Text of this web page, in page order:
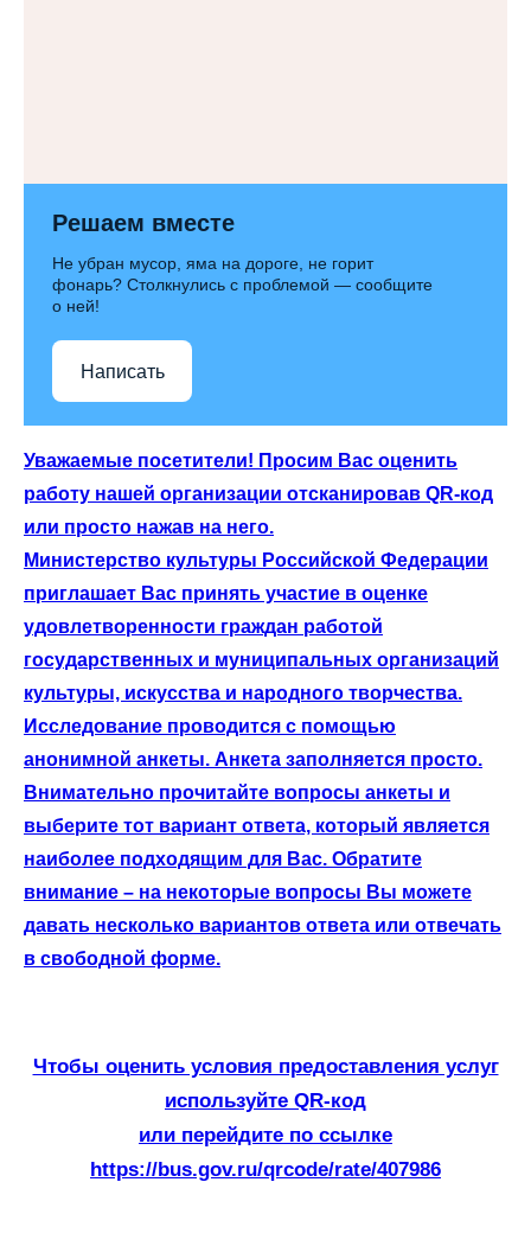
Решаем вместе
Не убран мусор, яма на дороге, не горит
фонарь? Столкнулись с проблемой — сообщите
о ней!
Написать
Уважаемые посетители! Просим Вас оценить
работу нашей организации отсканировав QR-код
или просто нажав на него.
Министерство культуры Российской Федерации
приглашает Вас принять участие в оценке
удовлетворенности граждан работой
государственных и муниципальных организаций
культуры, искусства и народного творчества.
Исследование проводится с помощью
анонимной анкеты. Анкета заполняется просто.
Внимательно прочитайте вопросы анкеты и
выберите тот вариант ответа, который является
наиболее подходящим для Вас. Обратите
внимание – на некоторые вопросы Вы можете
давать несколько вариантов ответа или отвечать
в свободной форме.
Чтобы оценить условия предоставления услуг
используйте QR-код
или перейдите по ссылке
https://bus.gov.ru/qrcode/rate/407986